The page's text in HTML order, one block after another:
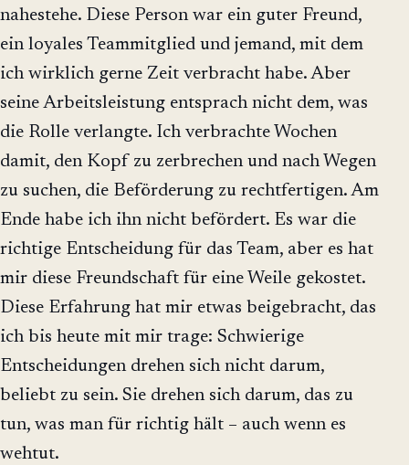
nahestehe. Diese Person war ein guter Freund,
ein loyales Teammitglied und jemand, mit dem
ich wirklich gerne Zeit verbracht habe. Aber
seine Arbeitsleistung entsprach nicht dem, was
die Rolle verlangte. Ich verbrachte Wochen
damit, den Kopf zu zerbrechen und nach Wegen
zu suchen, die Beförderung zu rechtfertigen. Am
Ende habe ich ihn nicht befördert. Es war die
richtige Entscheidung für das Team, aber es hat
mir diese Freundschaft für eine Weile gekostet.
Diese Erfahrung hat mir etwas beigebracht, das
ich bis heute mit mir trage: Schwierige
Entscheidungen drehen sich nicht darum,
beliebt zu sein. Sie drehen sich darum, das zu
tun, was man für richtig hält – auch wenn es
wehtut.